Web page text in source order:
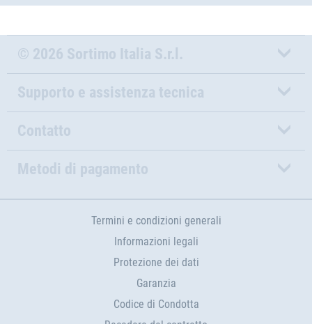
© 2026 Sortimo Italia S.r.l.
Supporto e assistenza tecnica
Contatto
Metodi di pagamento
Termini e condizioni generali
Informazioni legali
Protezione dei dati
Garanzia
Codice di Condotta